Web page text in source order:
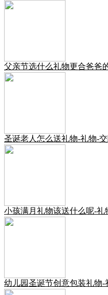
父亲节选什么礼物更合爸爸
圣诞老人怎么送礼物-礼物-
小孩满月礼物该送什么呢-礼
幼儿园圣诞节创意包装礼物-